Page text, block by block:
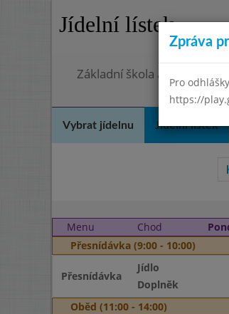
Jídelní lístek
Základní škola a Mateřská
Vybrat jídelnu Jídelní lístek
Menu
Chod
Přesnídávka (9:00 - 10:00)
Přesnídávka
Jídlo
Doplněk
Oběd (11:00 - 14:00)
Zpráva
Pro
https://